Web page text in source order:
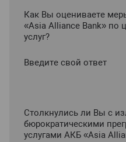
Как Вы оцениваете
«Asia Alliance Bank» по
услуг?
Введите свой ответ
Столкнулись ли Вы с
бюрократическими
услугами АКБ «Asia